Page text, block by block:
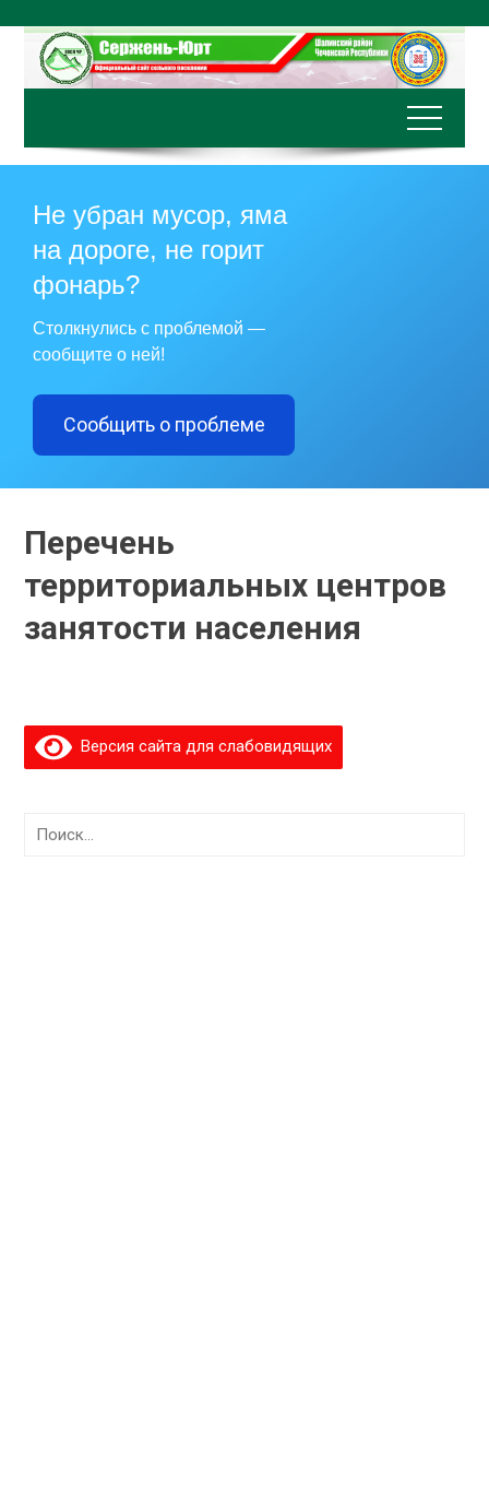
содержимому
Не убран мусор, яма
на дороге, не горит
фонарь?
Столкнулись с проблемой —
сообщите о ней!
Сообщить о проблеме
Перечень
территориальных центров
занятости населения
Версия сайта для слабовидящих
Найти: